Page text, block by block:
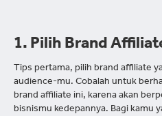
1. Pilih Brand
Tips pertama, pilih brand affiliate
audience-mu. Cobalah untuk
brand affiliate ini, karena akan
bisnismu kedepannya. Bagi kamu